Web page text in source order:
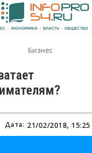
Бизнес
Дата: 21/02/2018, 15:25